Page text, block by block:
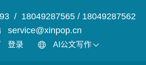
/ 18049287565 / 18049287562
service@xinpop.cn
登录 AI公文写作